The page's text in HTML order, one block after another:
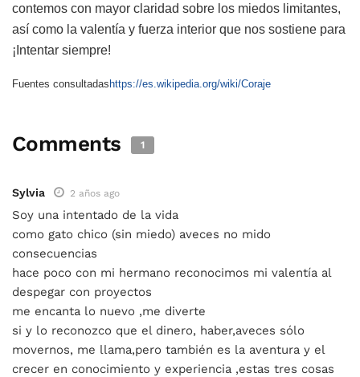
contemos con mayor claridad sobre los miedos limitantes,
así como la valentía y fuerza interior que nos sostiene para
¡Intentar siempre!
Fuentes consultadas https://es.wikipedia.org/wiki/Coraje
Comments 1
Sylvia 2 años ago
Soy una intentado de la vida
como gato chico (sin miedo) aveces no mido
consecuencias
hace poco con mi hermano reconocimos mi valentía al
despegar con proyectos
me encanta lo nuevo ,me diverte
si y lo reconozco que el dinero, haber,aveces sólo
movernos, me llama,pero también es la aventura y el
crecer en conocimiento y experiencia ,estas tres cosas